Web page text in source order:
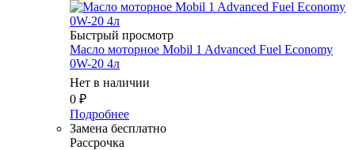
Быстрый просмотр
Масло моторное Mobil 1 Advanced Fuel Economy
0W-20 4л
Нет в наличии
0 ₽
Подробнее
Замена бесплатно
Рассрочка